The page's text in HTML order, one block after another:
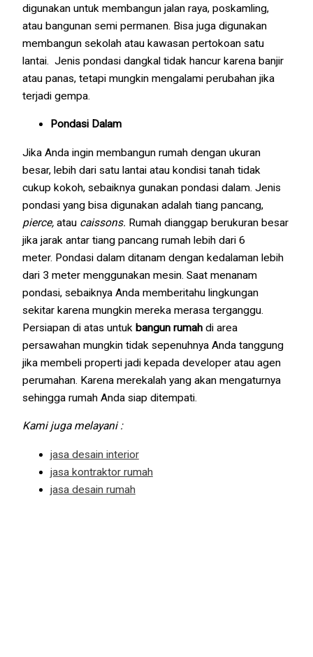
digunakan untuk membangun jalan raya, poskamling,
atau bangunan semi permanen. Bisa juga digunakan
membangun sekolah atau kawasan pertokoan satu
lantai. Jenis pondasi dangkal tidak hancur karena banjir
atau panas, tetapi mungkin mengalami perubahan jika
terjadi gempa.
Pondasi Dalam
Jika Anda ingin membangun rumah dengan ukuran
besar, lebih dari satu lantai atau kondisi tanah tidak
cukup kokoh, sebaiknya gunakan pondasi dalam. Jenis
pondasi yang bisa digunakan adalah tiang pancang,
pierce, ataucaissons. Rumah dianggap berukuran besar
jika jarak antar tiang pancang rumah lebih dari 6
meter. Pondasi dalam ditanam dengan kedalaman lebih
dari 3 meter menggunakan mesin. Saat menanam
pondasi, sebaiknya Anda memberitahu lingkungan
sekitar karena mungkin mereka merasa terganggu.
Persiapan di atas untuk bangun rumahdi area
persawahan mungkin tidak sepenuhnya Anda tanggung
jika membeli properti jadi kepada developer atau agen
perumahan. Karena merekalah yang akan mengaturnya
sehingga rumah Anda siap ditempati.
Kami juga melayani :
jasa desain interior
jasa kontraktor rumah
jasa desain rumah